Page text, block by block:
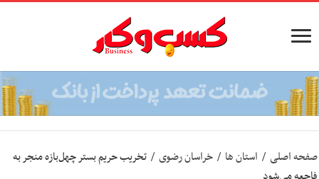
صفحه اصلی / استان ها / خراسان رضوی / تخریب حریم بستر چهل‌بازه منجر به